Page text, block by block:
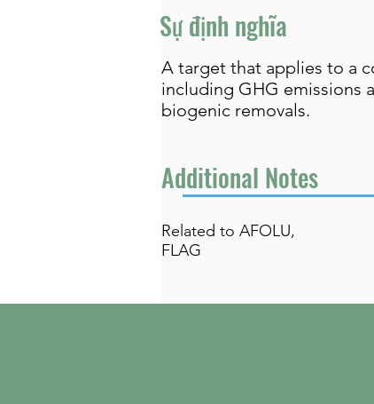
Sự định nghĩa
A target that applies to a
including GHG emissions
biogenic removals.
Additional Notes
Related to AFOLU,
FLAG